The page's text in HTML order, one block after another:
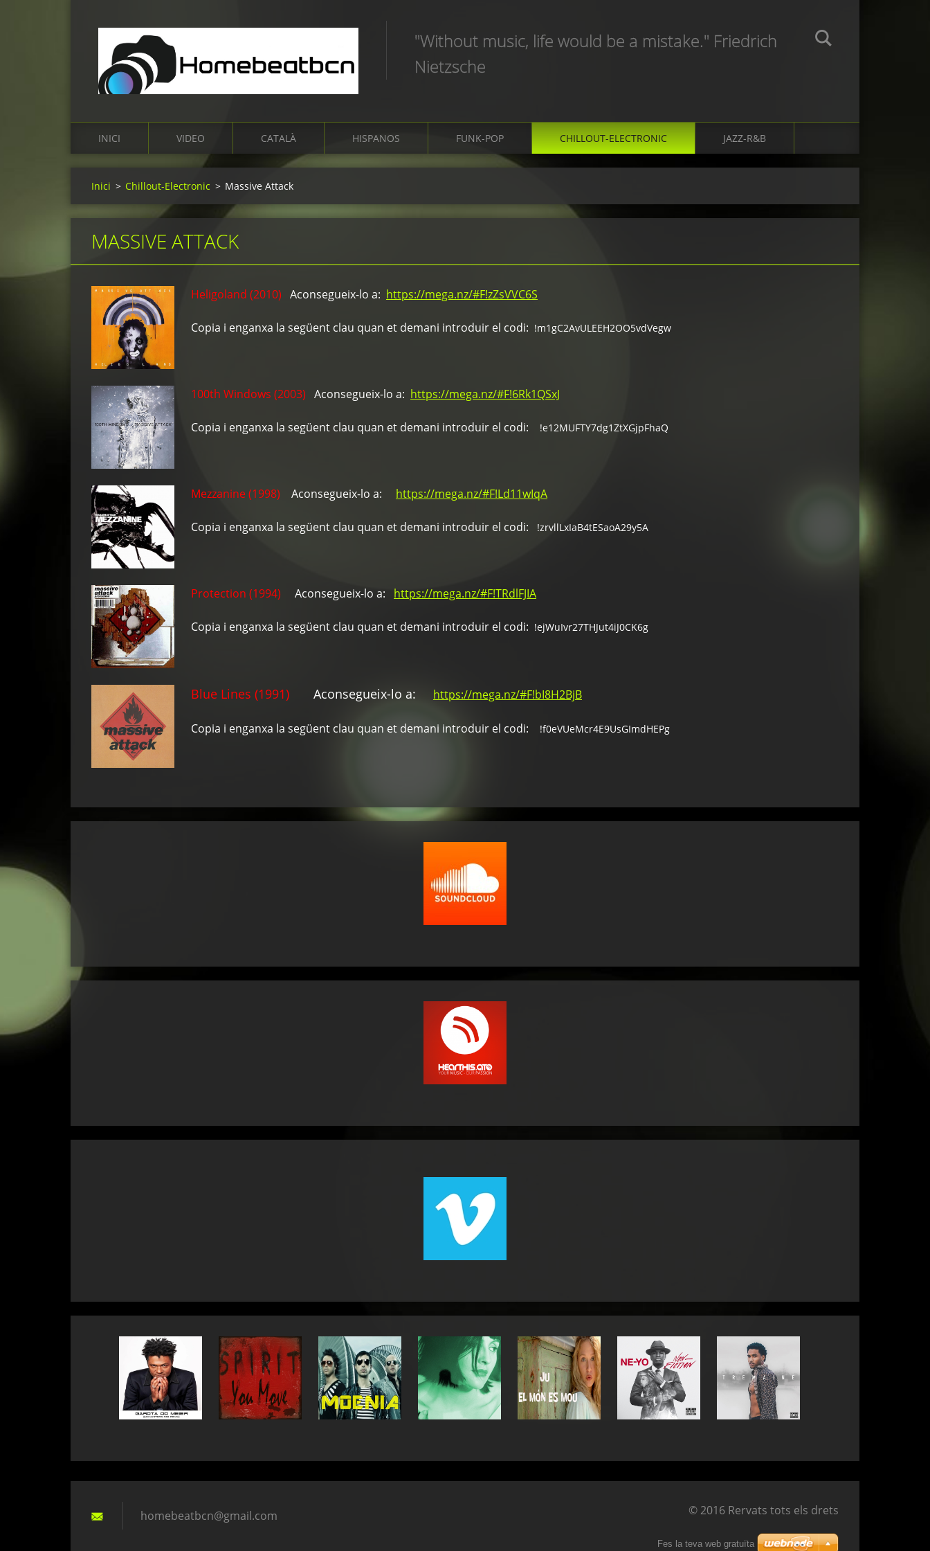
"Without music, life would be a mistake." Friedrich
Nietzsche
INICI VIDEO CATALÀ HISPANOS FUNK-POP CHILLOUT-ELECTRONIC JAZZ-R&B
Inici > Chillout-Electronic > Massive Attack
MASSIVE ATTACK
Heligoland (2010) Aconsegueix-lo a: https://mega.nz/#F!zZsVVC6S
Copia i enganxa la següent clau quan et demani introduir el codi: !m1gC2AvULEEH2OO5vdVegw
100th Windows (2003) Aconsegueix-lo a: https://mega.nz/#F!6Rk1QSxJ
Copia i enganxa la següent clau quan et demani introduir el codi: !e12MUFTY7dg1ZtXGjpFhaQ
Mezzanine (1998) Aconsegueix-lo a: https://mega.nz/#F!Ld11wIqA
Copia i enganxa la següent clau quan et demani introduir el codi: !zrvllLxIaB4tESaoA29y5A
Protection (1994) Aconsegueix-lo a: https://mega.nz/#F!TRdlFJIA
Copia i enganxa la següent clau quan et demani introduir el codi: !ejWuIvr27THJut4iJ0CK6g
Blue Lines (1991) Aconsegueix-lo a: https://mega.nz/#F!bI8H2BjB
Copia i enganxa la següent clau quan et demani introduir el codi: !f0eVUeMcr4E9UsGImdHEPg
homebeatbcn@gmail.com © 2016 Rervats tots els drets
Fes la teva web gratuïta